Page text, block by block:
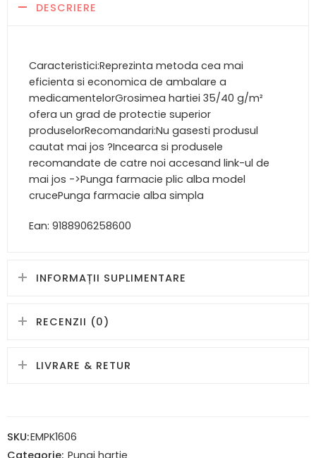
DESCRIERE
Caracteristici:Reprezinta metoda cea mai
eficienta si economica de ambalare a
medicamentelorGrosimea hartiei 35/40 g/m²
ofera un grad de protectie superior
produselorRecomandari:Nu gasesti produsul
cautat mai jos ?Incearca si produsele
recomandate de catre noi accesand link-ul de
mai jos ->Punga farmacie plic alba model
crucePunga farmacie alba simpla
Ean: 9188906258600
INFORMAȚII SUPLIMENTARE
RECENZII (0)
LIVRARE & RETUR
SKU:EMPK1606